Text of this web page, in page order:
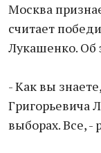
Москва
считает
Лукашенко. Об
- Как вы
Григорьевича
выборах. Все,